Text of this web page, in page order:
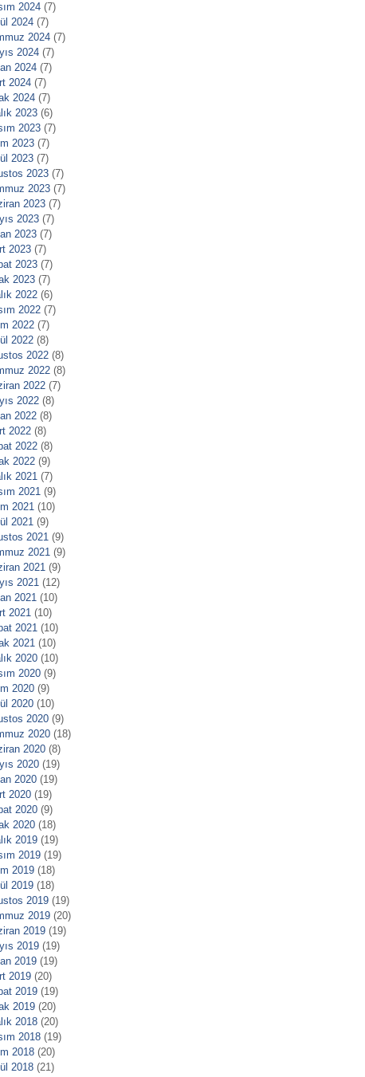
2024 (7)
2024 (7)
2024 (7)
2024 (7)
2024 (7)
2024 (7)
2024 (7)
2023 (6)
2023 (7)
2023 (7)
2023 (7)
2023 (7)
2023 (7)
2023 (7)
2023 (7)
2023 (7)
2023 (7)
2023 (7)
2023 (7)
2022 (6)
2022 (7)
2022 (7)
2022 (8)
2022 (8)
2022 (8)
2022 (7)
2022 (8)
2022 (8)
2022 (8)
2022 (8)
2022 (9)
2021 (7)
2021 (9)
2021 (10)
2021 (9)
2021 (9)
2021 (9)
2021 (9)
2021 (12)
2021 (10)
2021 (10)
2021 (10)
2021 (10)
2020 (10)
2020 (9)
2020 (9)
2020 (10)
2020 (9)
2020 (18)
2020 (8)
2020 (19)
2020 (19)
2020 (19)
2020 (9)
2020 (18)
2019 (19)
2019 (19)
2019 (18)
2019 (18)
2019 (19)
2019 (20)
2019 (19)
2019 (19)
2019 (19)
2019 (20)
2019 (19)
2019 (20)
2018 (20)
2018 (19)
2018 (20)
2018 (21)